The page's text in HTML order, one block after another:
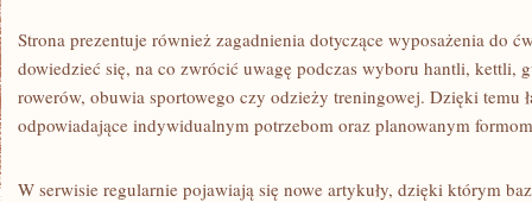
Strona prezentuje również zagadnienia dotyczące wyposażenia do
dowiedzieć się, na co zwrócić uwagę podczas wyboru hantli, kettli,
rowerów, obuwia sportowego czy odzieży treningowej. Dzięki temu
odpowiadające indywidualnym potrzebom oraz planowanym
W serwisie regularnie pojawiają się nowe artykuły, dzięki którym